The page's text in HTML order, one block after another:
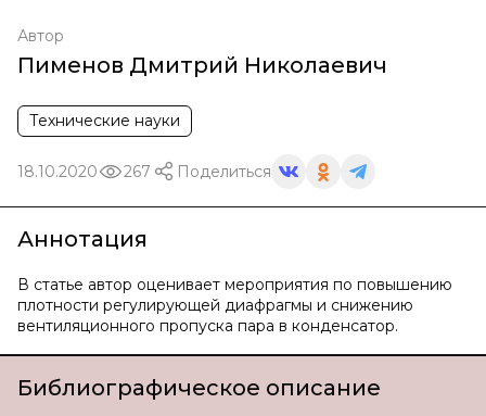
Автор
Пименов Дмитрий Николаевич
Технические науки
18.10.2020 267 Поделиться
Аннотация
В статье автор оценивает мероприятия по повышению
плотности регулирующей диафрагмы и снижению
вентиляционного пропуска пара в конденсатор.
Библиографическое описание